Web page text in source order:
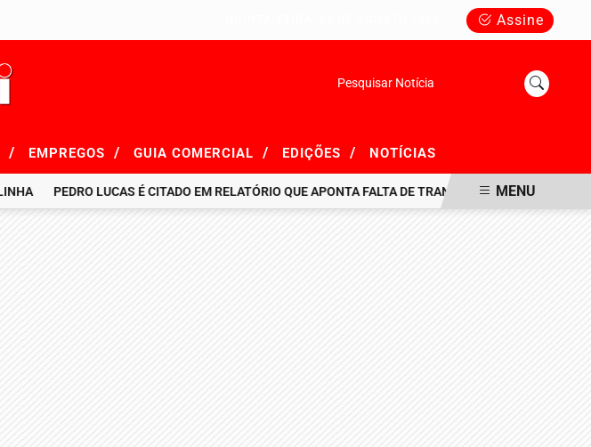
Assine
Pesquisar Notícia
/ EMPREGOS / GUIA COMERCIAL / EDIÇÕES / NOTÍCIAS
PEDRO LUCAS É CITADO EM RELATÓRIO QUE APONTA FALTA DE TRANSPARÊNCIA EM R$ 716
MENU